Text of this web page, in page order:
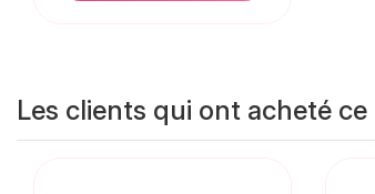
Les clients qui ont acheté